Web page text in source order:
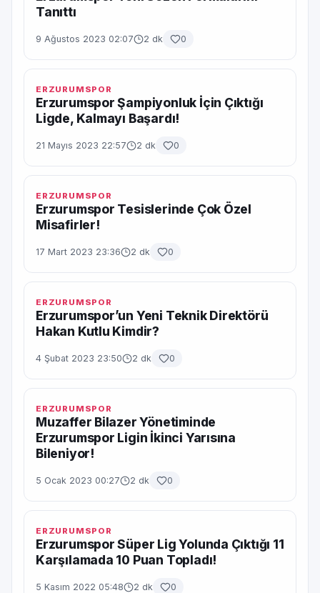
Tanıttı
9 Ağustos 2023 02:07 2 dk 0
ERZURUMSPOR
Erzurumspor Şampiyonluk İçin Çıktığı
Ligde, Kalmayı Başardı!
21 Mayıs 2023 22:57 2 dk 0
ERZURUMSPOR
Erzurumspor Tesislerinde Çok Özel
Misafirler!
17 Mart 2023 23:36 2 dk 0
ERZURUMSPOR
Erzurumspor’un Yeni Teknik Direktörü
Hakan Kutlu Kimdir?
4 Şubat 2023 23:50 2 dk 0
ERZURUMSPOR
Muzaffer Bilazer Yönetiminde
Erzurumspor Ligin İkinci Yarısına
Bileniyor!
5 Ocak 2023 00:27 2 dk 0
ERZURUMSPOR
Erzurumspor Süper Lig Yolunda Çıktığı 11
Karşılamada 10 Puan Topladı!
5 Kasım 2022 05:48 2 dk 0